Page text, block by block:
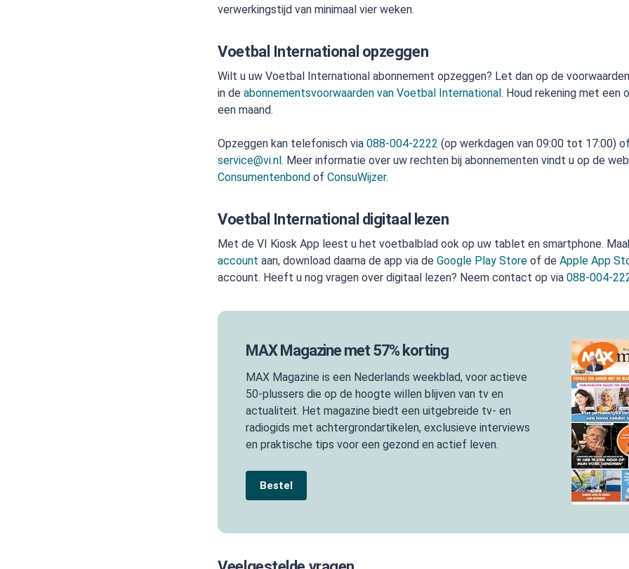
verwerkingstijd van minimaal vier weken.
Voetbal International opzeggen
Wilt u uw Voetbal International abonnement opzeggen? Let dan op de
in deabonnementsvoorwaarden van Voetbal International. Houd rekening met een
een maand.
Opzeggen kan telefonisch via088-004-2222 (op werkdagen van 09:00 tot 17:00)
service@vi.nl. Meer informatie over uw rechten bij abonnementen vindt u op de
Consumentenbond ofConsuWijzer.
Voetbal International digitaal lezen
Met de VI Kiosk App leest u het voetbalblad ook op uw tablet en smartphone.
account aan, download daarna de app via deGoogle Play Store of deApple App
account. Heeft u nog vragen over digitaal lezen? Neem contact op via088-004-
MAX Magazine met 57% korting
MAX Magazine is een Nederlands weekblad, voor actieve
50-plussers die op de hoogte willen blijven van tv en
actualiteit. Het magazine biedt een uitgebreide tv- en
radiogids met achtergrondartikelen, exclusieve interviews
en praktische tips voor een gezond en actief leven.
Bestel